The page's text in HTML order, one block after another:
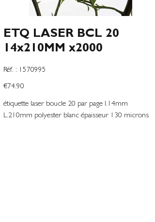
ETQ LASER BCL 20
14x210MM x2000
Réf. :
SKU
1570995
1570995
Price
€74.90
étiquette laser boucle 20 par page l.14mm
L.210mm polyester blanc épaisseur 130 microns